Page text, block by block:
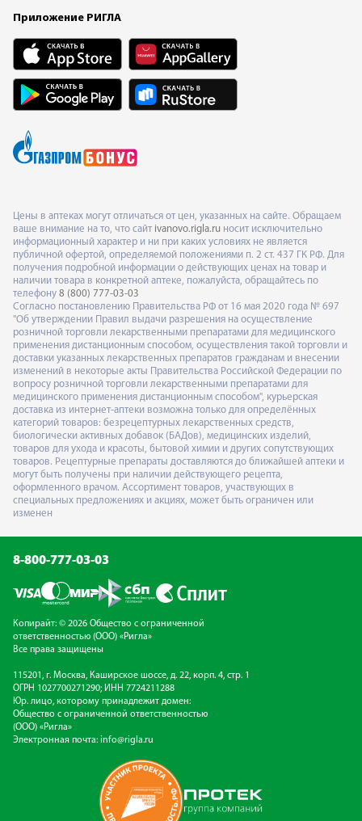
Приложение РИГЛА
Цены в аптеках могут отличаться от цен, указанных на сайте. Обращаем
ваше внимание на то, что сайт ivanovo.rigla.ru носит исключительно
информационный характер и ни при каких условиях не является
публичной офертой, определяемой положениями п. 2 ст. 437 ГК РФ. Для
получения подробной информации о действующих ценах на товар и
наличии товара в конкретной аптеке, пожалуйста, обращайтесь по
телефону 8 (800) 777-03-03
Согласно постановлению Правительства РФ от 16 мая 2020 года № 697
"Об утверждении Правил выдачи разрешения на осуществление
розничной торговли лекарственными препаратами для медицинского
применения дистанционным способом, осуществления такой торговли и
доставки указанных лекарственных препаратов гражданам и внесении
изменений в некоторые акты Правительства Российской Федерации по
вопросу розничной торговли лекарственными препаратами для
медицинского применения дистанционным способом", курьерская
доставка из интернет-аптеки возможна только для определённых
категорий товаров: безрецептурных лекарственных средств,
биологически активных добавок (БАДов), медицинских изделий,
товаров для ухода и красоты, бытовой химии и других сопутствующих
товаров. Рецептурные препараты доставляются до ближайшей аптеки и
могут быть получены при наличии действующего рецепта,
оформленного врачом. Ассортимент товаров, участвующих в
специальных предложениях и акциях, может быть ограничен или
изменен
8-800-777-03-03
Копирайт: © 2026 Общество с ограниченной
ответственностью (ООО) «Ригла»
Все права защищены
115201, г. Москва, Каширское шоссе, д. 22, корп. 4, стр. 1
ОГРН 1027700271290; ИНН 7724211288
Юр. лицо, которому принадлежит домен:
Общество с ограниченной ответственностью
(ООО) «Ригла»
Электронная почта: info@rigla.ru